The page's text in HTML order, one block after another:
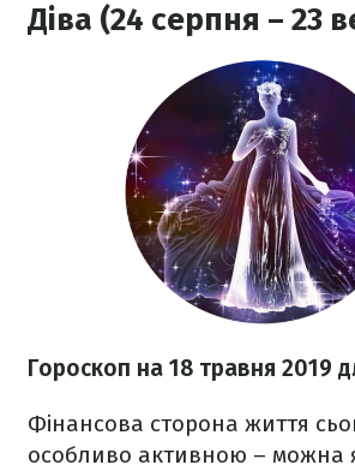
Діва (24 серпня – 23
Гороскоп на 18 травня 2019
Фінансова сторона життя
особливо активною – можна